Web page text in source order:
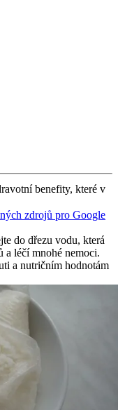
benefity, které v
zdrojů pro Google
do dřezu vodu, která
a léčí mnohé nemoci.
a nutričním hodnotám